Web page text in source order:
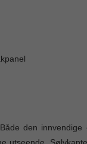
den innvendige